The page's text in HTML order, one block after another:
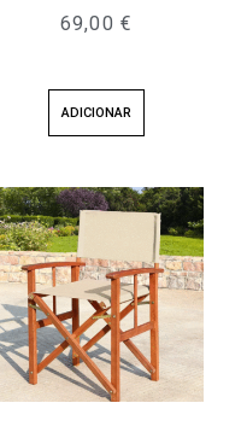
69,00 €
ADICIONAR